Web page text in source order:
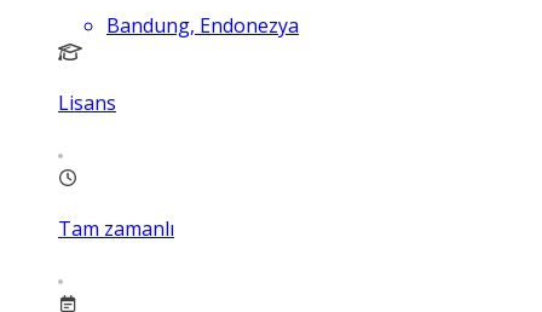
Bandung, Endonezya
Lisans
Tam zamanlı